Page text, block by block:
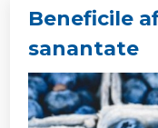
Beneficile
sanantate